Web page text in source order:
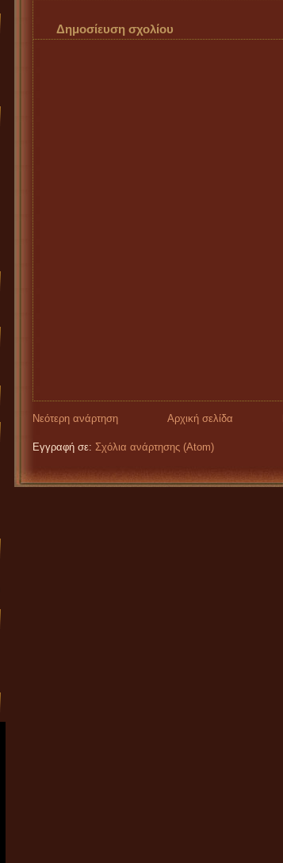
Δημοσίευση σχολίου
Νεότερη ανάρτηση Αρχική σελίδα
Εγγραφή σε: Σχόλια ανάρτησης (Atom)